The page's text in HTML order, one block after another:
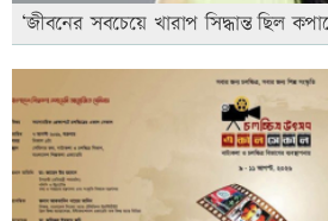
‘জীবনের সবচেয়ে খারাপ সিদ্ধান্ত ছিল